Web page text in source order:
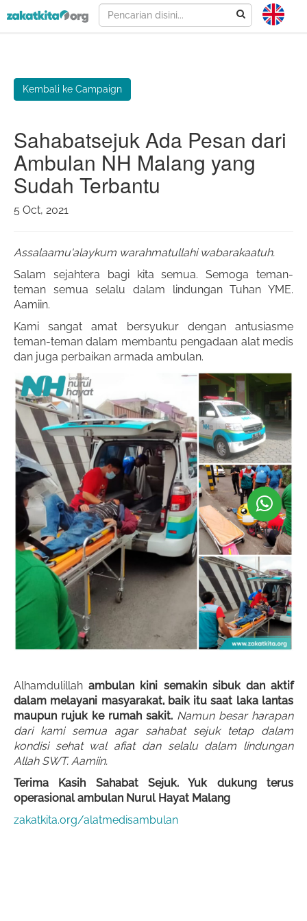
Kembali ke Campaign
Sahabatsejuk Ada Pesan dari
Ambulan NH Malang yang
Sudah Terbantu
5 Oct, 2021
Assalaamu'alaykum warahmatullahi wabarakaatuh.
Salam sejahtera bagi kita semua. Semoga teman-
teman semua selalu dalam lindungan Tuhan YME.
Aamiin.
Kami sangat amat bersyukur dengan antusiasme
teman-teman dalam membantu pengadaan alat medis
dan juga perbaikan armada ambulan.
Alhamdulillahambulan kini semakin sibuk dan aktif
dalam melayani masyarakat, baik itu saat laka lantas
maupun rujuk ke rumah sakit. Namun besar harapan
dari kami semua agar sahabat sejuk tetap dalam
kondisi sehat wal afiat dan selalu dalam lindungan
Allah SWT. Aamiin.
Terima Kasih Sahabat Sejuk. Yuk dukung terus
operasional ambulan Nurul Hayat Malang
zakatkita.org/alatmedisambulan
Chat WA